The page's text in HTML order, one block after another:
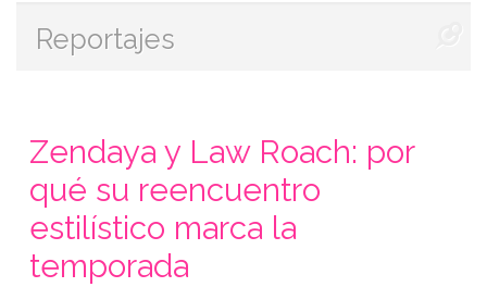
Reportajes
Zendaya y Law Roach: por
qué su reencuentro
estilístico marca la
temporada